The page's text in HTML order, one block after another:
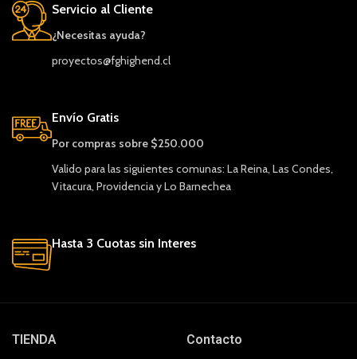
Servicio al Cliente
¿Necesitas ayuda?
proyectos@fghighend.cl
Envío Gratis
Por compras sobre $250.000
Valido para las siguientes comunas: La Reina, Las Condes,
Vitacura, Providencia y Lo Barnechea
Hasta 3 Cuotas sin Interes
TIENDA Contacto